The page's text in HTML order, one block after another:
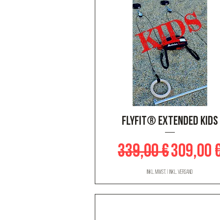
Schnellansicht
FLYFIT® Extended KIDS
Standardpreis
339,00 €Sale-
309,00
inkl. MwSt. inkl. Versand